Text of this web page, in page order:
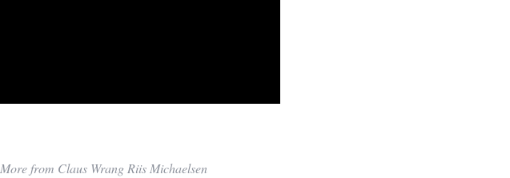
More from Claus Wrang Riis Michaelsen